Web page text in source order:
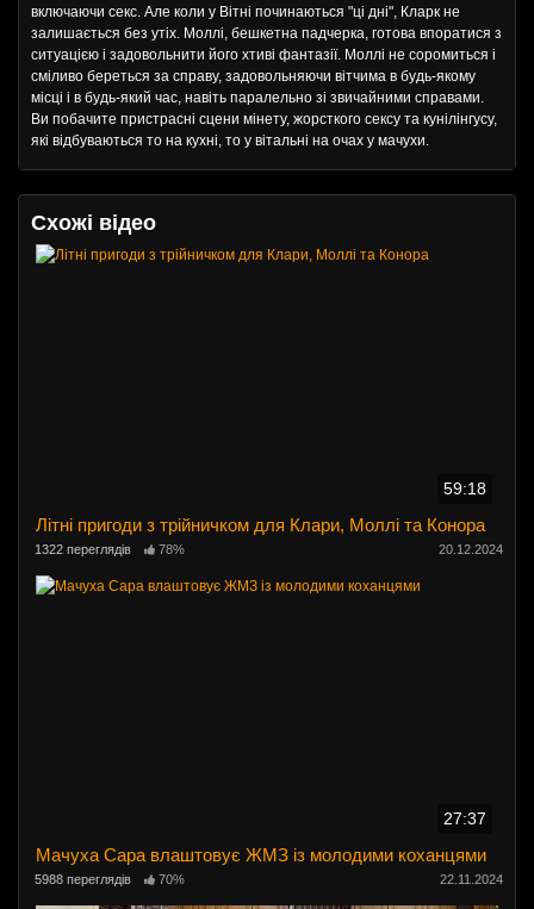
включаючи секс. Але коли у Вітні починаються "ці дні", Кларк не
залишається без утіх. Моллі, бешкетна падчерка, готова впоратися з
ситуацією і задовольнити його хтиві фантазії. Моллі не соромиться і
сміливо береться за справу, задовольняючи вітчима в будь-якому
місці і в будь-який час, навіть паралельно зі звичайними справами.
Ви побачите пристрасні сцени мінету, жорсткого сексу та кунілінгусу,
які відбуваються то на кухні, то у вітальні на очах у мачухи.
Схожі відео
59:18
Літні пригоди з трійничком для Клари, Моллі та Конора
1322 переглядів 78% 20.12.2024
27:37
Мачуха Сара влаштовує ЖМЗ із молодими коханцями
5988 переглядів 70% 22.11.2024